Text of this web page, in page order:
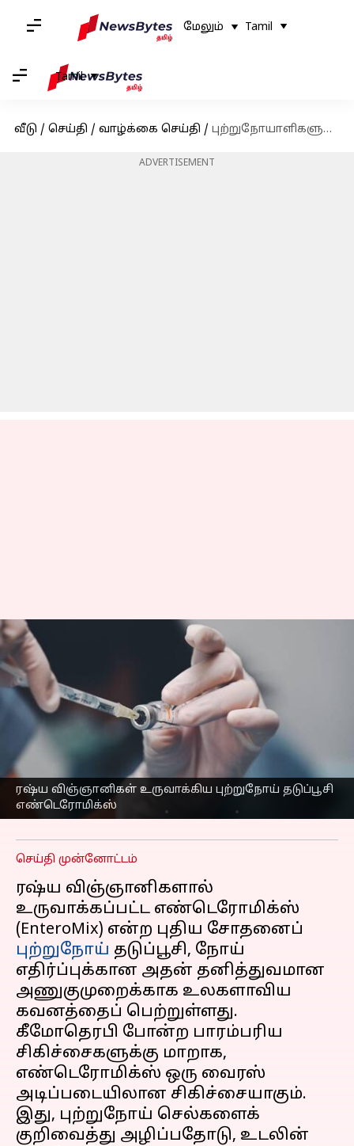
மேலும் Tamil
Tamil
வீடு / செய்தி / வாழ்க்கை செய்தி / புற்றுநோயாளிகளுக்கான புதிய நம்பிக்கை; 100% தடுக்கும் திறன் கொண்ட தடுப்பூசியை ரஷ்ய விஞ்ஞானிகள் உருவாக்கியுள்ளதாக தகவல்
ADVERTISEMENT
ரஷ்ய விஞ்ஞானிகள் உருவாக்கிய புற்றுநோய் தடுப்பூசி
எண்டெரோமிக்ஸ்
புற்றுநோயாளிகளுக்கான
புதிய நம்பிக்கை; 100%
தடுக்கும் திறன் கொண்ட
தடுப்பூசியை ரஷ்ய
விஞ்ஞானிகள்
உருவாக்கியுள்ளதாக
தகவல்
எழுதியவர் Sekar Chinnappan
செய்தி முன்னோட்டம்
ரஷ்ய விஞ்ஞானிகளால்
உருவாக்கப்பட்ட எண்டெரோமிக்ஸ்
(EnteroMix) என்ற புதிய சோதனைப்
புற்றுநோய் தடுப்பூசி, நோய்
எதிர்ப்புக்கான அதன் தனித்துவமான
அணுகுமுறைக்காக உலகளாவிய
கவனத்தைப் பெற்றுள்ளது.
கீமோதெரபி போன்ற பாரம்பரிய
சிகிச்சைகளுக்கு மாறாக,
எண்டெரோமிக்ஸ் ஒரு வைரஸ்
அடிப்படையிலான சிகிச்சையாகும்.
இது, புற்றுநோய் செல்களைக்
குறிவைத்து அழிப்பதோடு, உடலின்